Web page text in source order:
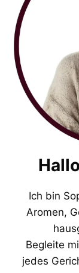
Ich bin
Aromen,
Begleite
jedes